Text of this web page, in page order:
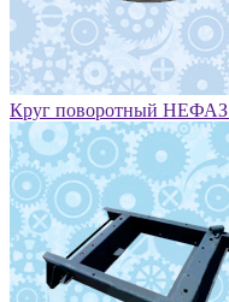
Круг поворотный НЕФАЗ